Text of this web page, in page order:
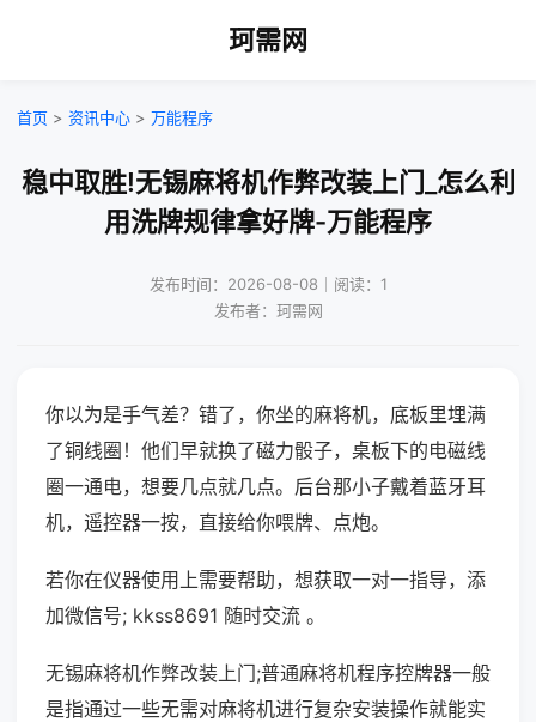
珂需网
首页 > 资讯中心 > 万能程序
稳中取胜!无锡麻将机作弊改装上门_怎么利
用洗牌规律拿好牌-万能程序
发布时间：2026-08-08｜阅读：1
发布者：珂需网
你以为是手气差？错了，你坐的麻将机，底板里埋满
了铜线圈！他们早就换了磁力骰子，桌板下的电磁线
圈一通电，想要几点就几点。后台那小子戴着蓝牙耳
机，遥控器一按，直接给你喂牌、点炮。
若你在仪器使用上需要帮助，想获取一对一指导，添
加微信号; kkss8691 随时交流 。
无锡麻将机作弊改装上门;普通麻将机程序控牌器一般
是指通过一些无需对麻将机进行复杂安装操作就能实